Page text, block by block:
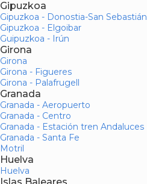
Gipuzkoa
Gipuzkoa - Donostia-San Sebastián
Gipuzkoa - Elgoibar
Guipuzkoa - Irún
Girona
Girona
Girona - Figueres
Girona - Palafrugell
Granada
Granada - Aeropuerto
Granada - Centro
Granada - Estación tren Andaluces
Granada - Santa Fe
Motril
Huelva
Huelva